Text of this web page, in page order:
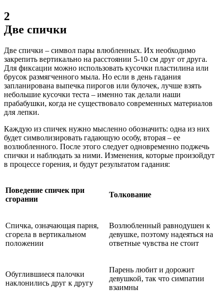
2
Две спички
Две спички – символ пары влюбленных. Их необходимо
закрепить вертикально на расстоянии 5-10 см друг от друга.
Для фиксации можно использовать кусочки пластилина или
брусок размягченного мыла. Но если в день гадания
запланирована выпечка пирогов или булочек, лучше взять
небольшие кусочки теста – именно так делали наши
прабабушки, когда не существовало современных материалов
для лепки.
Каждую из спичек нужно мысленно обозначить: одна из них
будет символизировать гадающую особу, вторая – ее
возлюбленного. После этого следует одновременно поджечь
спички и наблюдать за ними. Изменения, которые произойдут
в процессе горения, и будут результатом гадания:
Поведение спичек при
сгорании
Толкование
Спичка, означающая парня,
сгорела в вертикальном
положении
Возлюбленный равнодушен к
девушке, поэтому надеяться на
ответные чувства не стоит
Обуглившиеся палочки
наклонились друг к другу
Парень любит и дорожит
девушкой, так что симпатии
взаимны